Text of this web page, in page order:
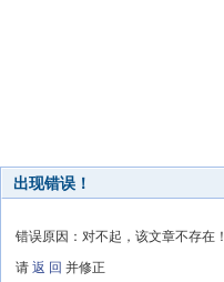
出现错误！
错误原因：对不起，该文章不存在！
请 返 回 并修正